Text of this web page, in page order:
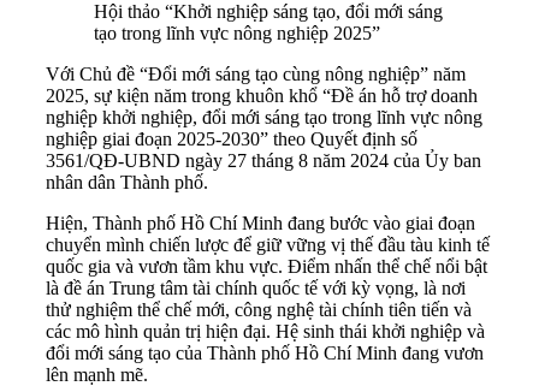
Hội thảo “Khởi nghiệp sáng tạo, đổi mới sáng
tạo trong lĩnh vực nông nghiệp 2025”
Với Chủ đề “Đổi mới sáng tạo cùng nông nghiệp” năm
2025, sự kiện năm trong khuôn khổ “Đề án hỗ trợ doanh
nghiệp khởi nghiệp, đổi mới sáng tạo trong lĩnh vực nông
nghiệp giai đoạn 2025-2030” theo Quyết định số
3561/QĐ-UBND ngày 27 tháng 8 năm 2024 của Ủy ban
nhân dân Thành phố.
Hiện, Thành phố Hồ Chí Minh đang bước vào giai đoạn
chuyển mình chiến lược để giữ vững vị thế đầu tàu kinh tế
quốc gia và vươn tầm khu vực. Điểm nhấn thể chế nổi bật
là đề án Trung tâm tài chính quốc tế với kỳ vọng, là nơi
thử nghiệm thể chế mới, công nghệ tài chính tiên tiến và
các mô hình quản trị hiện đại. Hệ sinh thái khởi nghiệp và
đổi mới sáng tạo của Thành phố Hồ Chí Minh đang vươn
lên mạnh mẽ.